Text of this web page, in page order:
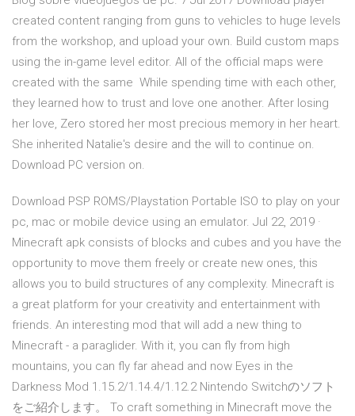
created content ranging from guns to vehicles to huge levels
from the workshop, and upload your own. Build custom maps
using the in-game level editor. All of the official maps were
created with the same While spending time with each other,
they learned how to trust and love one another. After losing
her love, Zero stored her most precious memory in her heart.
She inherited Natalie's desire and the will to continue on.
Download PC version on.
Download PSP ROMS/Playstation Portable ISO to play on your
pc, mac or mobile device using an emulator. Jul 22, 2019 ·
Minecraft apk consists of blocks and cubes and you have the
opportunity to move them freely or create new ones, this
allows you to build structures of any complexity. Minecraft is
a great platform for your creativity and entertainment with
friends. An interesting mod that will add a new thing to
Minecraft - a paraglider. With it, you can fly from high
mountains, you can fly far ahead and now Eyes in the
Darkness Mod 1.15.2/1.14.4/1.12.2 Nintendo Switchのソフト
をご紹介します。 To craft something in Minecraft move the